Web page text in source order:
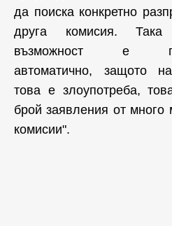
да поиска конкретно
друга комисия.
възможност е
автоматично, защото
това е злоупотреба,
брой заявления от много
комисии".